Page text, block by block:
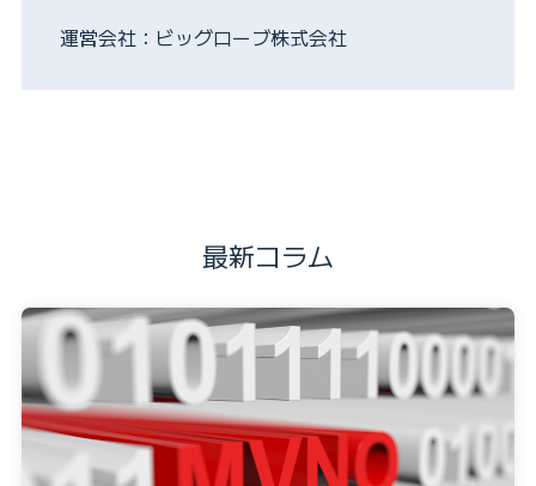
運営会社：ビッグローブ株式会社
最新コラム
BIGLOBE光を詳しく
見る
まずは相談してみる